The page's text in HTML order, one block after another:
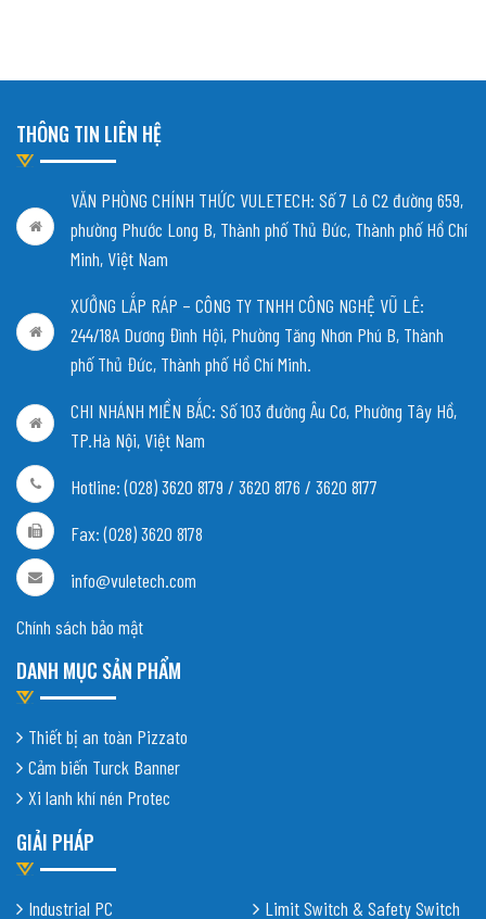
THÔNG TIN LIÊN HỆ
VĂN PHÒNG CHÍNH THỨC VULETECH: Số 7 Lô C2 đường 659,
phường Phước Long B, Thành phố Thủ Đức, Thành phố Hồ Chí
Minh, Việt Nam
XƯỞNG LẮP RÁP – CÔNG TY TNHH CÔNG NGHỆ VŨ LÊ:
244/18A Dương Đình Hội, Phường Tăng Nhơn Phú B, Thành
phố Thủ Đức, Thành phố Hồ Chí Minh.
CHI NHÁNH MIỀN BẮC: Số 103 đường Âu Cơ, Phường Tây Hồ,
TP.Hà Nội, Việt Nam
Hotline: (028) 3620 8179 / 3620 8176 / 3620 8177
Fax: (028) 3620 8178
info@vuletech.com
Chính sách bảo mật
DANH MỤC SẢN PHẨM
Thiết bị an toàn Pizzato
Cảm biến Turck Banner
Xi lanh khí nén Protec
GIẢI PHÁP
Industrial PC Limit Switch & Safety Switch